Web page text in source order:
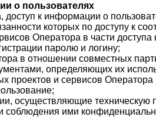
о пользователях
к информации о
которых по доступу к
Оператора в части
паролю и логину;
в отношении совместных
определяющих их
проектов и сервисов
осуществляющие
соблюдения ими